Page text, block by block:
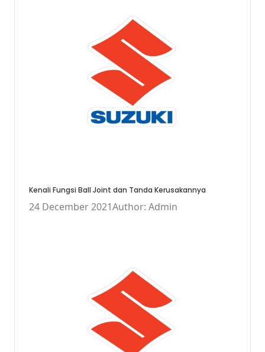
Kenali Fungsi Ball Joint dan Tanda Kerusakannya
24 December 2021Author: Admin